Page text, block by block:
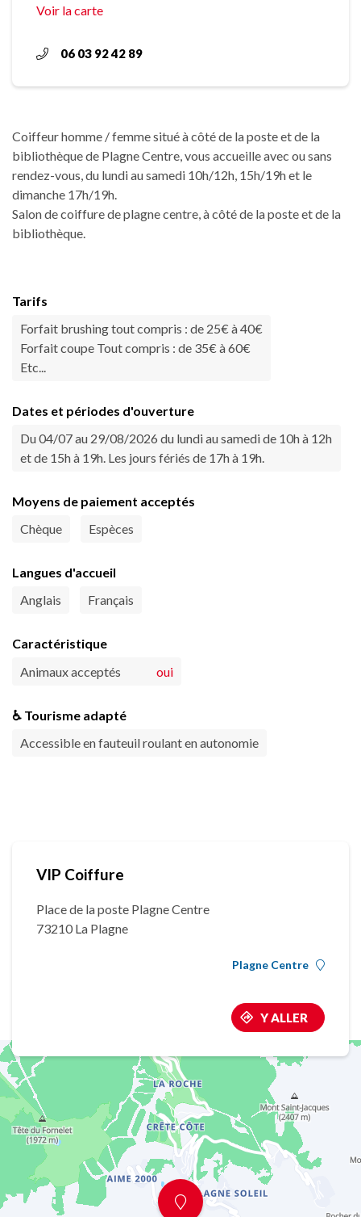
Voir la carte
06 03 92 42 89
Coiffeur homme / femme situé à côté de la poste et de la
bibliothèque de Plagne Centre, vous accueille avec ou sans
rendez-vous, du lundi au samedi 10h/12h, 15h/19h et le
dimanche 17h/19h.
Salon de coiffure de plagne centre, à côté de la poste et de la
bibliothèque.
Tarifs
Forfait brushing tout compris : de 25€ à 40€
Forfait coupe Tout compris : de 35€ à 60€
Etc...
Dates et périodes d'ouverture
Du 04/07 au 29/08/2026 du lundi au samedi de 10h à 12h
et de 15h à 19h. Les jours fériés de 17h à 19h.
Moyens de paiement acceptés
Chèque
Espèces
Langues d'accueil
Anglais
Français
Caractéristique
Animaux acceptés
oui
♿ Tourisme adapté
Accessible en fauteuil roulant en autonomie
VIP Coiffure
Place de la poste Plagne Centre
73210 La Plagne
Plagne Centre
Y ALLER